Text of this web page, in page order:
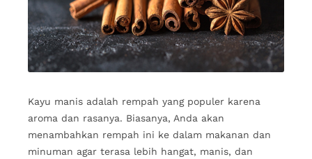
Kayu manis adalah rempah yang populer karena
aroma dan rasanya. Biasanya, Anda akan
menambahkan rempah ini ke dalam makanan dan
minuman agar terasa lebih hangat, manis, dan